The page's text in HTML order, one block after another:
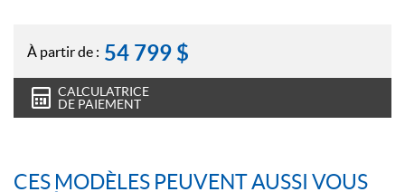
À partir de : 54 799 $
CALCULATRICE
DE PAIEMENT
CES MODÈLES PEUVENT AUSSI VOUS